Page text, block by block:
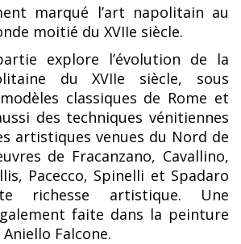
marqué l’art napolitain au
moitié du XVIIe siècle.
explore l’évolution de la
du XVIIe siècle, sous
classiques de Rome et
des techniques vénitiennes
artistiques venues du Nord de
de Fracanzano, Cavallino,
Pacecco, Spinelli et Spadaro
richesse artistique. Une
faite dans la peinture
Falcone.